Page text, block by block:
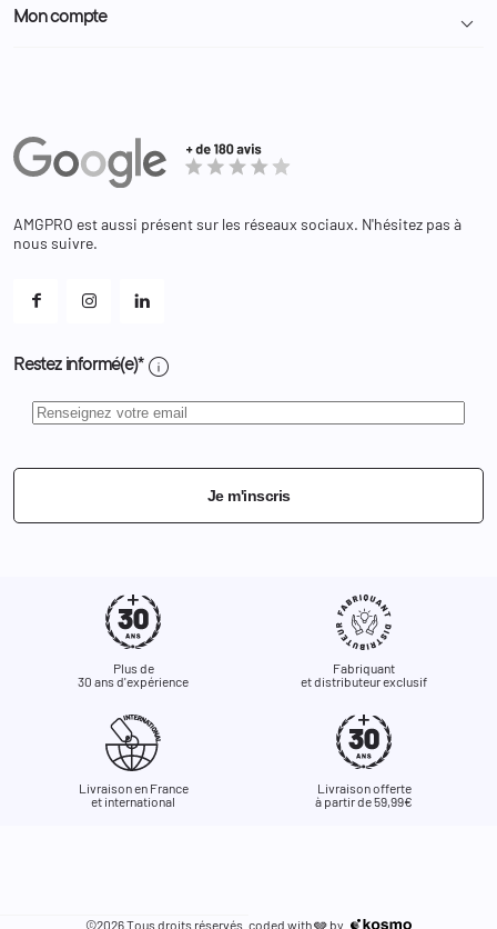
Nous contacter
Administration
Police Municipale | ASVP
Equipements
Bagagerie
Mon compte 
Adresses
Bons de réduction
Et les cookies ?
AMGPRO est aussi présent sur les réseaux sociaux. N'hésitez pas à
nous suivre.
Restez informé(e)* info
Je m'inscris
Plus de
30 ans d'expérience
Fabriquant
et distributeur exclusif
Livraison en France
et international
Livraison offerte
à partir de 59,99€
©2026 Tous droits réservés. coded with🩶 by